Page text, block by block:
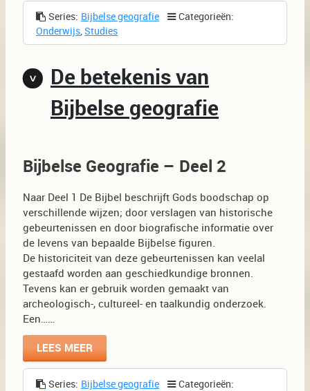
Series: Bijbelse geografie
Categorieën:
Onderwijs,Studies
De betekenis van
Bijbelse geografie
Bijbelse Geografie – Deel 2
Naar Deel 1 De Bijbel beschrijft Gods boodschap op
verschillende wijzen; door verslagen van historische
gebeurtenissen en door biografische informatie over
de levens van bepaalde Bijbelse figuren.
De historiciteit van deze gebeurtenissen kan veelal
gestaafd worden aan geschiedkundige bronnen.
Tevens kan er gebruik worden gemaakt van
archeologisch-, cultureel- en taalkundig onderzoek.
Een……
LEES MEER
Series: Bijbelse geografie
Categorieën: